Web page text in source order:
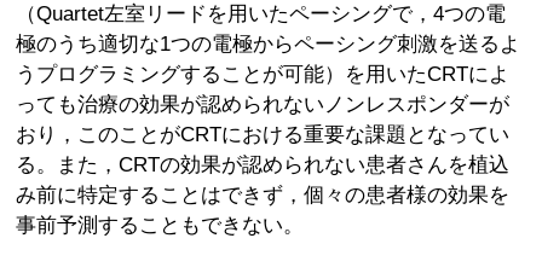
（Quartet左室リードを用いたペーシングで，4つの電
極のうち適切な1つの電極からペーシング刺激を送るよ
うプログラミングすることが可能）を用いたCRTによ
っても治療の効果が認められないノンレスポンダーが
おり，このことがCRTにおける重要な課題となってい
る。また，CRTの効果が認められない患者さんを植込
み前に特定することはできず，個々の患者様の効果を
事前予測することもできない。